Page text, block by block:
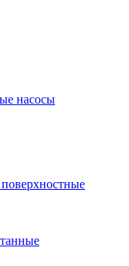
насосы